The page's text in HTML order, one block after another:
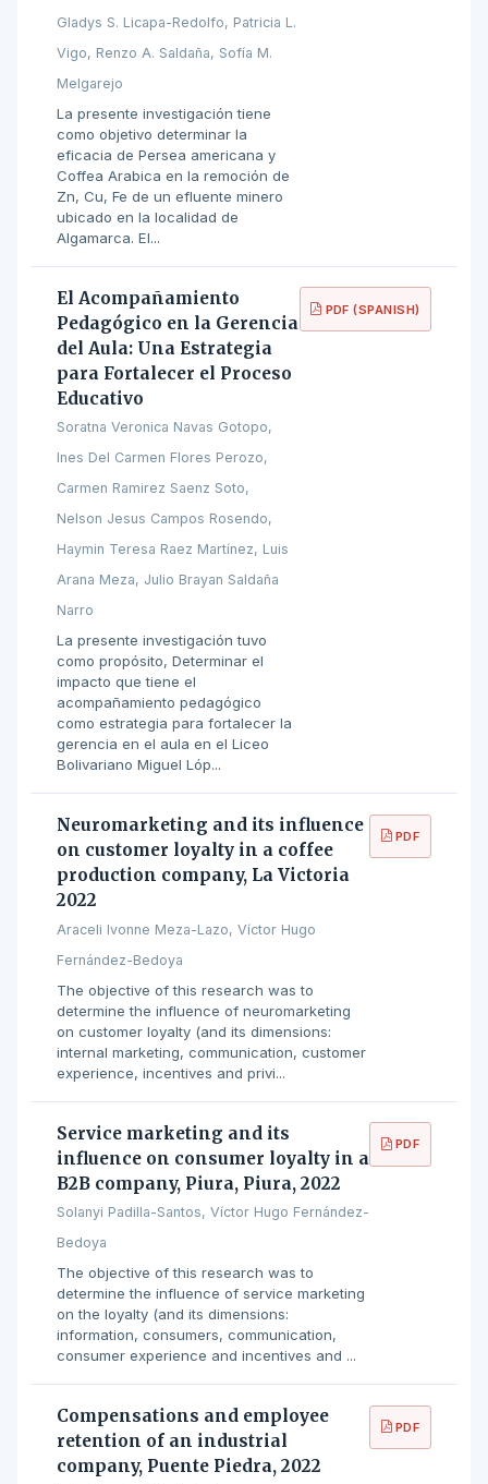
Gladys S. Licapa-Redolfo, Patricia L.
Vigo, Renzo A. Saldaña, Sofía M.
Melgarejo
La presente investigación tiene
como objetivo determinar la
eficacia de Persea americana y
Coffea Arabica en la remoción de
Zn, Cu, Fe de un efluente minero
ubicado en la localidad de
Algamarca. El...
El Acompañamiento
Pedagógico en la Gerencia
del Aula: Una Estrategia
para Fortalecer el Proceso
Educativo
Soratna Veronica Navas Gotopo,
Ines Del Carmen Flores Perozo,
Carmen Ramirez Saenz Soto,
Nelson Jesus Campos Rosendo,
Haymin Teresa Raez Martínez, Luis
Arana Meza, Julio Brayan Saldaña
Narro
La presente investigación tuvo
como propósito, Determinar el
impacto que tiene el
acompañamiento pedagógico
como estrategia para fortalecer la
gerencia en el aula en el Liceo
Bolivariano Miguel Lóp...
PDF (SPANISH)
Neuromarketing and its influence
on customer loyalty in a coffee
production company, La Victoria
2022
Araceli Ivonne Meza-Lazo, Víctor Hugo
Fernández-Bedoya
The objective of this research was to
determine the influence of neuromarketing
on customer loyalty (and its dimensions:
internal marketing, communication, customer
experience, incentives and privi...
PDF
Service marketing and its
influence on consumer loyalty in a
B2B company, Piura, Piura, 2022
Solanyi Padilla-Santos, Víctor Hugo Fernández-
Bedoya
The objective of this research was to
determine the influence of service marketing
on the loyalty (and its dimensions:
information, consumers, communication,
consumer experience and incentives and ...
PDF
Compensations and employee
retention of an industrial
company, Puente Piedra, 2022
PDF